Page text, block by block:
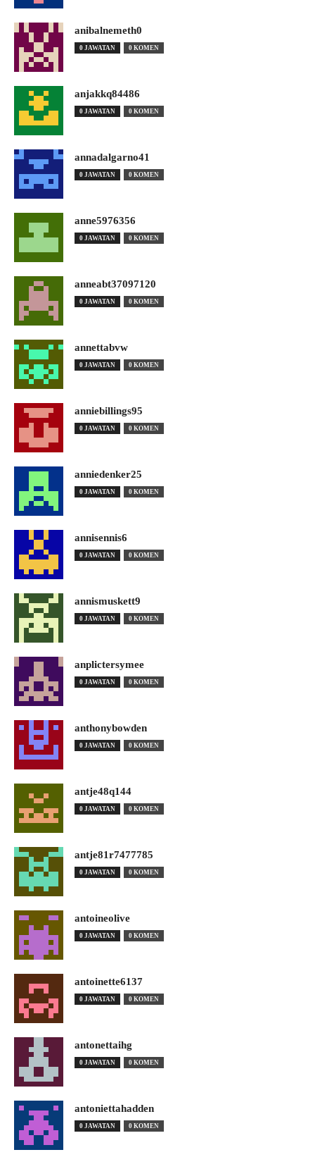
anibalnemeth0
0 JAWATAN 0 KOMEN
anjakkq84486
0 JAWATAN 0 KOMEN
annadalgarno41
0 JAWATAN 0 KOMEN
anne5976356
0 JAWATAN 0 KOMEN
anneabt37097120
0 JAWATAN 0 KOMEN
annettabvw
0 JAWATAN 0 KOMEN
anniebillings95
0 JAWATAN 0 KOMEN
anniedenker25
0 JAWATAN 0 KOMEN
annisennis6
0 JAWATAN 0 KOMEN
annismuskett9
0 JAWATAN 0 KOMEN
anplictersymee
0 JAWATAN 0 KOMEN
anthonybowden
0 JAWATAN 0 KOMEN
antje48q144
0 JAWATAN 0 KOMEN
antje81r7477785
0 JAWATAN 0 KOMEN
antoineolive
0 JAWATAN 0 KOMEN
antoinette6137
0 JAWATAN 0 KOMEN
antonettaihg
0 JAWATAN 0 KOMEN
antoniettahadden
0 JAWATAN 0 KOMEN